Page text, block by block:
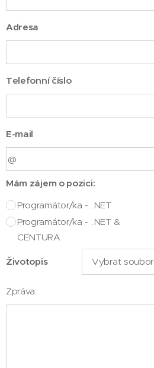
Adresa
Telefonní číslo
E-mail
Mám zájem o pozici:
Programátor/ka - .NET
Programátor/ka - .NET &
CENTURA
Životopis Vybrat soubor
Zpráva